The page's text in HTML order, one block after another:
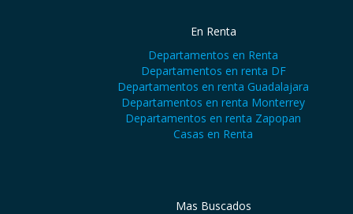
En Renta
Departamentos en Renta
Departamentos en renta DF
Departamentos en renta Guadalajara
Departamentos en renta Monterrey
Departamentos en renta Zapopan
Casas en Renta
Mas Buscados